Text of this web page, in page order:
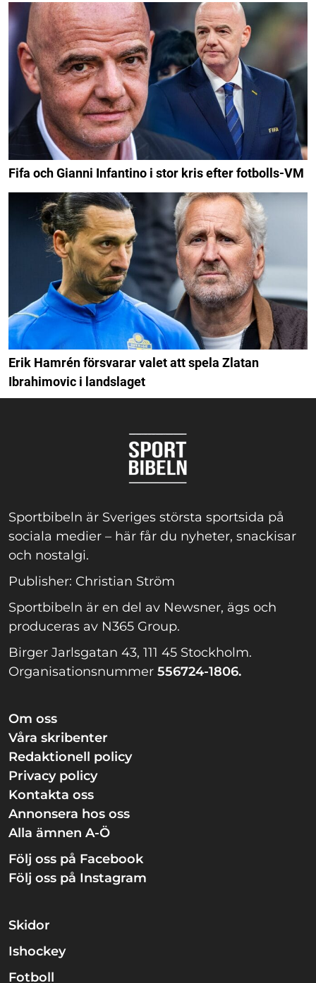
Fifa och Gianni Infantino i stor kris efter fotbolls-VM
Erik Hamrén försvarar valet att spela Zlatan
Ibrahimovic i landslaget
Sportbibeln är Sveriges största sportsida på
sociala medier – här får du nyheter, snackisar
och nostalgi.
Publisher: Christian Ström
Sportbibeln är en del av Newsner, ägs och
produceras av N365 Group.
Birger Jarlsgatan 43, 111 45 Stockholm.
Organisationsnummer 556724-1806.
Om oss
Våra skribenter
Redaktionell policy
Privacy policy
Kontakta oss
Annonsera hos oss
Alla ämnen A-Ö
Följ oss på Facebook
Följ oss på Instagram
Skidor
Ishockey
Fotboll